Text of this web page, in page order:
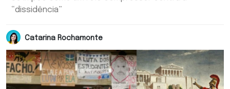
“dissidência”
Catarina Rochamonte